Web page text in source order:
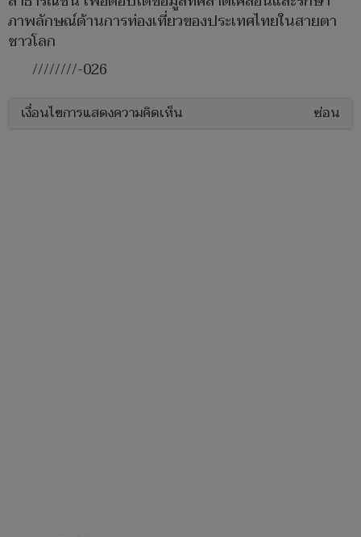
ภาพลักษณ์ด้านการท่องเที่ยวของประเทศไทยในสายตา
ชาวโลก
////////-026
เงื่อนไขการแสดงความคิดเห็น ซ่อน